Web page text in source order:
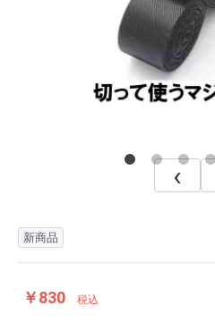
‹
新商品
￥830 税込